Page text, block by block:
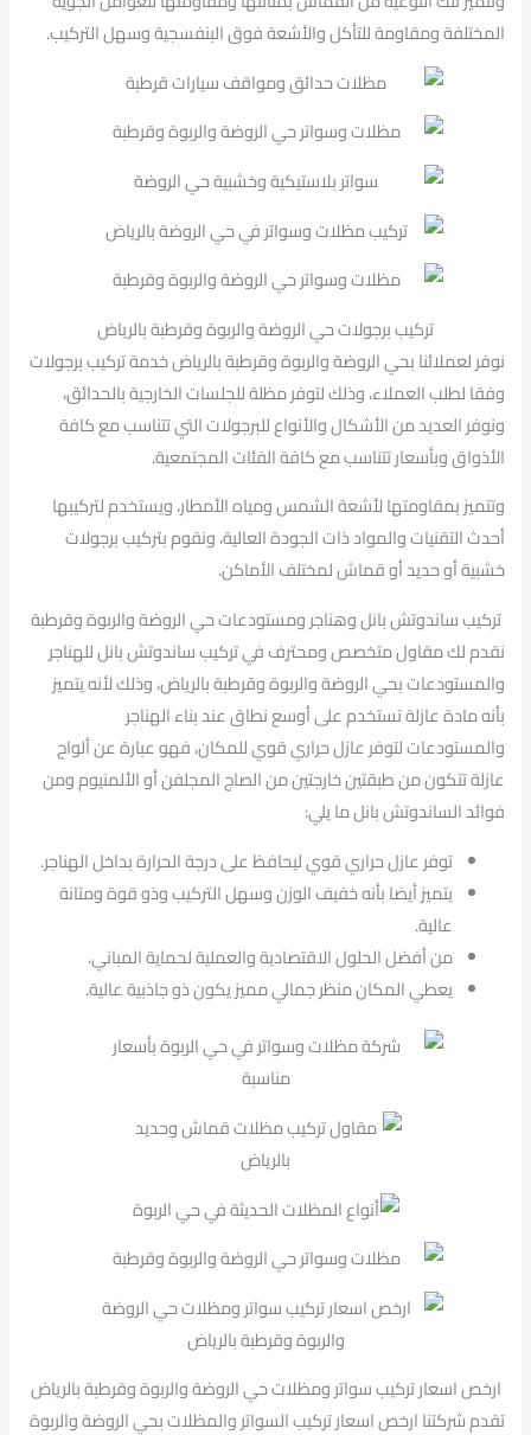
المختلفة ومقاومة للتأكل والأشعة فوق البنفسجية وسهل التركيب.
تركيب برجولات حي الروضة والربوة وقرطبة بالرياض
نوفر لعملائنا بحي الروضة والربوة وقرطبة بالرياض خدمة تركيب برجولات
وفقا لطلب العملاء، وذلك لتوفر مظلة للجلسات الخارجية بالحدائق،
ونوفر العديد من الأشكال والأنواع للبرجولات التي تتناسب مع كافة
الأذواق وبأسعار تتناسب مع كافة الفئات المجتمعية.
وتتميز بمقاومتها لأشعة الشمس ومياه الأمطار، ويستخدم لتركيبها
أحدث التقنيات والمواد ذات الجودة العالية، ونقوم بتركيب برجولات
خشبية أو حديد أو قماش لمختلف الأماكن.
تركيب ساندوتش بانل وهناجر ومستودعات حي الروضة والربوة وقرطبة
نقدم لك مقاول متخصص ومحترف في تركيب ساندوتش بانل للهناجر
والمستودعات بحي الروضة والربوة وقرطبة بالرياض، وذلك لأنه يتميز
بأنه مادة عازلة تستخدم على أوسع نطاق عند بناء الهناجر
والمستودعات لتوفر عازل حراري قوي للمكان، فهو عبارة عن ألواح
عازلة تتكون من طبقتين خارجتين من الصاج المجلفن أو الألمنيوم ومن
فوائد الساندوتش بانل ما يلي:
توفر عازل حراري قوي ليحافظ على درجة الحرارة بداخل الهناجر.
يتميز أيضا بأنه خفيف الوزن وسهل التركيب وذو قوة ومتانة
عالية.
من أفضل الحلول الاقتصادية والعملية لحماية المباني.
يعطي المكان منظر جمالي مميز يكون ذو جاذبية عالية.
ارخص اسعار تركيب سواتر ومظلات حي الروضة والربوة وقرطبة بالرياض
تقدم شركتنا ارخص اسعار تركيب السواتر والمظلات بحي الروضة والربوة